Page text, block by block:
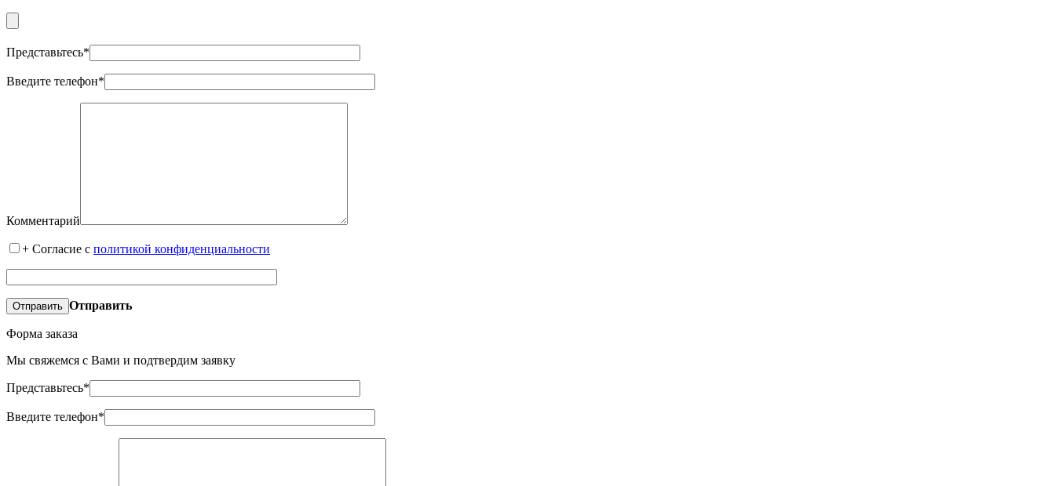
Представьтесь*
Введите телефон*
Комментарий
+ Согласие с политикой конфиденциальности
Отправить
Форма заказа
Мы свяжемся с Вами и подтвердим заявку
Представьтесь*
Введите телефон*